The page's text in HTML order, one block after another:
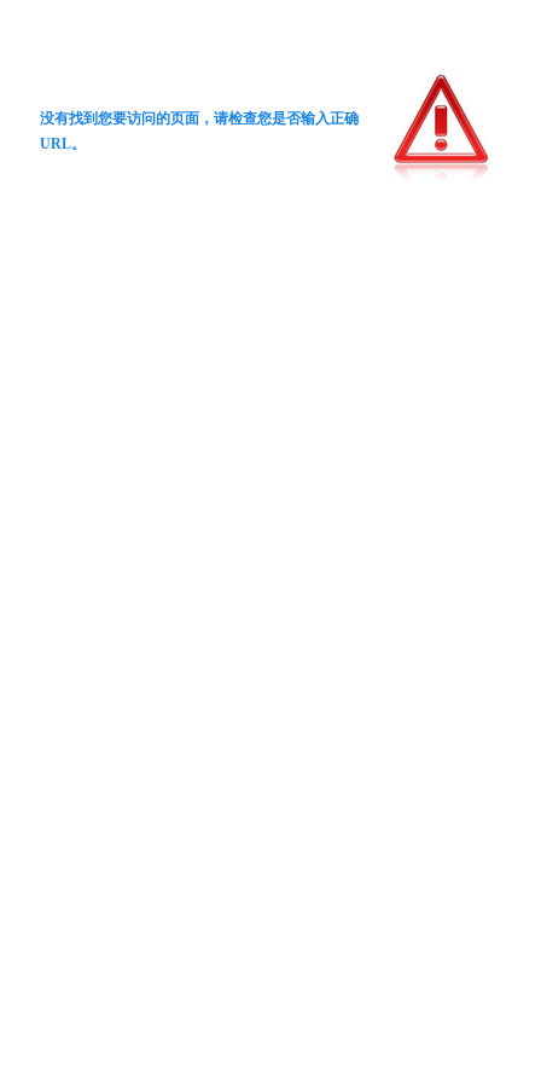
没有找到您要访问的页面，请检查您是否输入正确
URL。